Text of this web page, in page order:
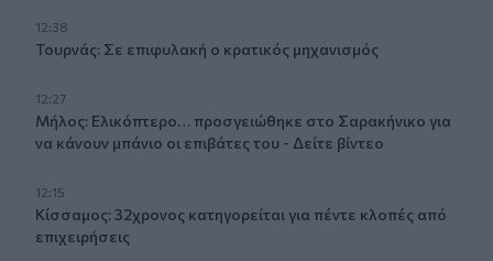
12:38
Τουρνάς: Σε επιφυλακή ο κρατικός μηχανισμός
12:27
Μήλος: Ελικόπτερο… προσγειώθηκε στο Σαρακήνικο για
να κάνουν μπάνιο οι επιβάτες του - Δείτε βίντεο
12:15
Κίσσαμος: 32χρονος κατηγορείται για πέντε κλοπές από
επιχειρήσεις